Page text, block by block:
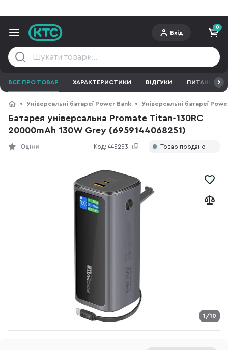
Вхід
0
ВСЕ ПРО ТОВАР ХАРАКТЕРИСТИКИ ВІДГУКИ ПИТАННЯ ТА
Універсальні батареї Power Bank Універсальні батареї
Батарея універсальна Promate Titan-130RC
20000mAh 130W Grey (6959144068251)
Код: 445253
Оціни Товар продано
1/10